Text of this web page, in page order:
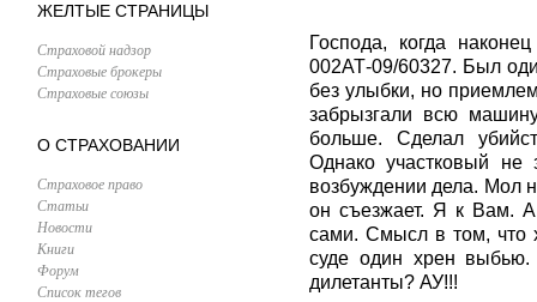
ЖЕЛТЫЕ СТРАНИЦЫ
Страховой надзор
Страховые брокеры
Страховые союзы
О СТРАХОВАНИИ
Страховое право
Статьи
Новости
Книги
Форум
Список тегов
Господа, когда
002АТ-09/60327. Был
без улыбки, но
забрызгали всю
больше. Сделал
Однако участковый не
возбуждении дела. Мол
он съезжает. Я к Вам.
сами. Смысл в том, что
суде один хрен
дилетанты? АУ!!!